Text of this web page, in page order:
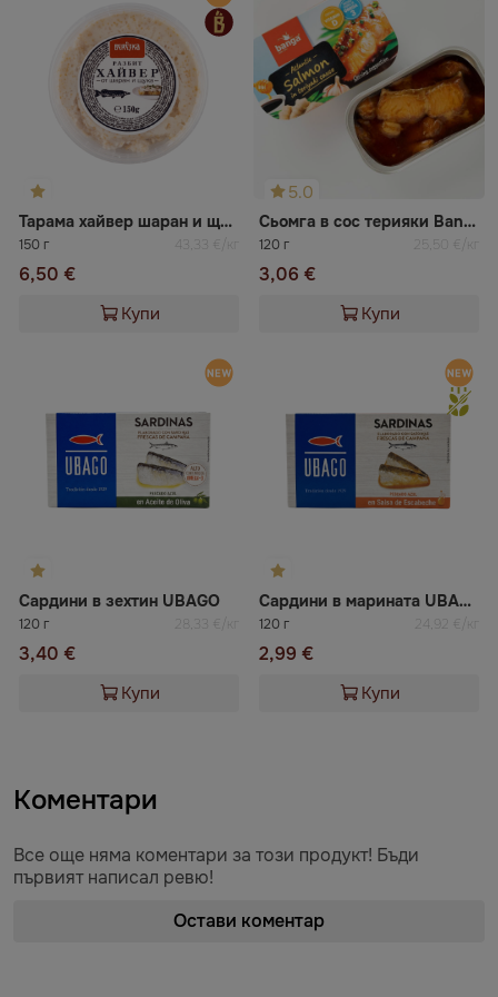
Тарама хайвер шаран и щука
150 г 43,33 €/кг
6,50 €
Купи
5.0
Сьомга в сос терияки Banga
120 г 25,50 €/кг
3,06 €
Купи
Сардини в зехтин UBAGO
120 г 28,33 €/кг
3,40 €
Купи
Сардини в марината UBAGO
120 г 24,92 €/кг
2,99 €
Купи
Коментари
Все още няма коментари за този продукт! Бъди
първият написал ревю!
Остави коментар